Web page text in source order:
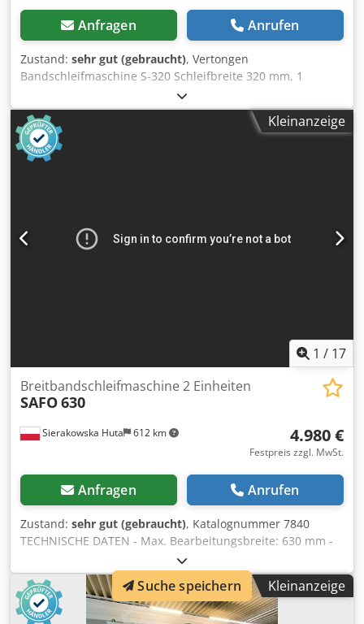
Anfragen Anrufen
Zustand: sehr gut (gebraucht), Vertongen
Bandschleifmaschine S-320 Schleifbreite 320 mm, 1
Schleifeinheit (Gummwalze), Schleiftisch, Dodpfezr D Tpjx
Acleck Motor 5,5 kW. Zwei Vorschubgeschwindigkeiten,
Manuelle Verstellung des Tisches, Oszillation, Die
Schleifmaschine ist vollständig einsatzbereit.
Kleinanzeige
1 / 17
Sierakowska Huta 612 km
Breitbandschleifmaschine 2 Einheiten
SAFO630
4.980 €
Festpreis zzgl. MwSt.
Anfragen Anrufen
Zustand: sehr gut (gebraucht), Katalognummer 7840
TECHNISCHE DATEN - Max. Bearbeitungsbreite: 630 mm -
Max. Bearbeitungshöhe: 110 mm - 2 Aggregate: 1) Gerillte
Gummiwalze zum Kalibrieren 2) Gerillte Gummiwalze zum
Kalibrieren + Schuh + Metallwalze - Von oben: -
Einlaufrolle, Metall, gleitend - Aggregat - Metallgleitrolle -
Kleinanzeige
Suche speichern